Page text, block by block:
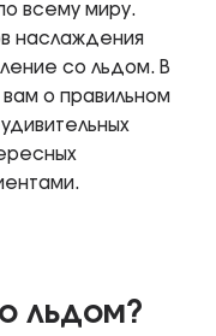
всему миру.
наслаждения
со льдом. В
о правильном
льдом?